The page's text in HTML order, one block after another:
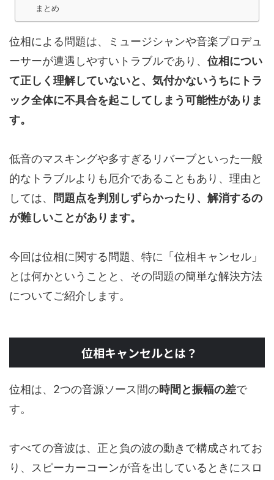
まとめ
位相による問題は、ミュージシャンや音楽プロデュ
ーサーが遭遇しやすいトラブルであり、 位相につい
て正しく理解していないと、気付かないうちにトラ
ック全体に不具合を起こしてしまう可能性がありま
す。
低音のマスキングや多すぎるリバーブといった一般
的なトラブルよりも厄介であることもあり、理由と
しては、
問題点を判別しずらかったり、解消するの
が難しいことがあります。
今回は位相に関する問題、特に「位相キャンセル」
とは何かということと、その問題の簡単な解決方法
についてご紹介します。
位相キャンセルとは？
位相は、2つの音源ソース間の時間と振幅の差で
す。
すべての音波は、正と負の波の動きで構成されてお
り、スピーカーコーンが音を出しているときにスロ